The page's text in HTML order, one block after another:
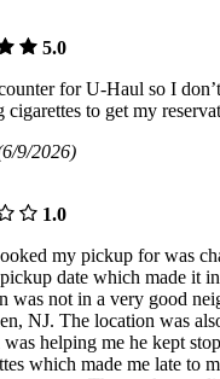
5.0
for U-Haul so I
cigarettes to get my
9/2026)
1.0
my pickup for was
date which made it
was not in a very good
NJ. The location was
was helping me he kept
which made me late to